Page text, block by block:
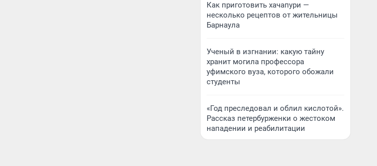
Как приготовить хачапури —
несколько рецептов от жительницы
Барнаула
Ученый в изгнании: какую тайну
хранит могила профессора
уфимского вуза, которого обожали
студенты
«Год преследовал и облил кислотой».
Рассказ петербурженки о жестоком
нападении и реабилитации